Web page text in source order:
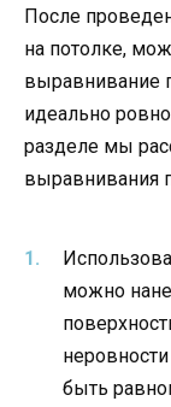
После
на потолке,
выравнивание
идеально
разделе мы
выравнивания
можно
быть